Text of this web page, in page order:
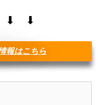
⬇︎
報はこちら